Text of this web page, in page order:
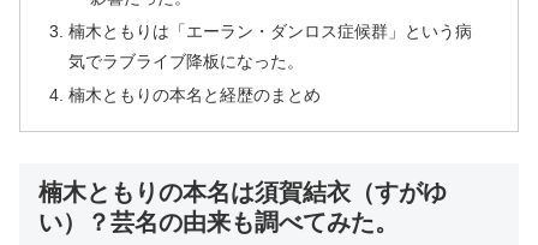
楠木ともりは「エーラン・ダンロス症候群」という病
気でラブライブ降板になった。
楠木ともりの本名と経歴のまとめ
楠木ともりの本名は須賀結衣（すがゆ
い）？芸名の由来も調べてみた。